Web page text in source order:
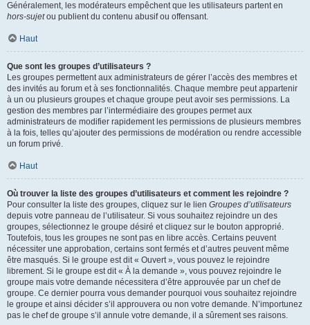
Généralement, les modérateurs empêchent que les utilisateurs partent en
hors-sujetou publient du contenu abusif ou offensant.
Haut
Que sont les groupes d’utilisateurs ?
Les groupes permettent aux administrateurs de gérer l’accès des membres et
des invités au forum et à ses fonctionnalités. Chaque membre peut appartenir
à un ou plusieurs groupes et chaque groupe peut avoir ses permissions. La
gestion des membres par l’intermédiaire des groupes permet aux
administrateurs de modifier rapidement les permissions de plusieurs membres
à la fois, telles qu’ajouter des permissions de modération ou rendre accessible
un forum privé.
Haut
Où trouver la liste des groupes d’utilisateurs et comment les rejoindre ?
Pour consulter la liste des groupes, cliquez sur le lien Groupes d’utilisateurs
depuis votre panneau de l’utilisateur. Si vous souhaitez rejoindre un des
groupes, sélectionnez le groupe désiré et cliquez sur le bouton approprié.
Toutefois, tous les groupes ne sont pas en libre accès. Certains peuvent
nécessiter une approbation, certains sont fermés et d’autres peuvent même
être masqués. Si le groupe est dit « Ouvert », vous pouvez le rejoindre
librement. Si le groupe est dit « À la demande », vous pouvez rejoindre le
groupe mais votre demande nécessitera d’être approuvée par un chef de
groupe. Ce dernier pourra vous demander pourquoi vous souhaitez rejoindre
le groupe et ainsi décider s’il approuvera ou non votre demande. N’importunez
pas le chef de groupe s’il annule votre demande, il a sûrement ses raisons.